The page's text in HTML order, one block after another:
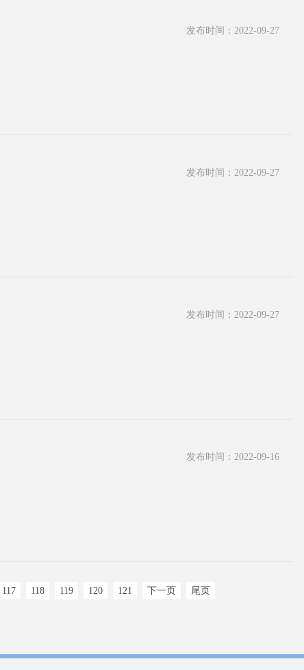
发布时间：2022-09-27
发布时间：2022-09-27
发布时间：2022-09-27
发布时间：2022-09-16
117 118 119 120 121 下一页 尾页